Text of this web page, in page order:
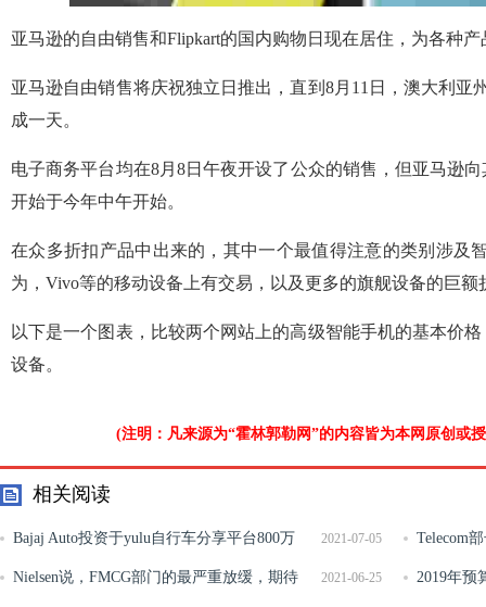
亚马逊的自由销售和Flipkart的国内购物日现在居住，为各种
亚马逊自由销售将庆祝独立日推出，直到8月11日，澳大利亚
成一天。
电子商务平台均在8月8日午夜开设了公众的销售，但亚马逊
开始于今年中午开始。
在众多折扣产品中出来的，其中一个最值得注意的类别涉及
为，Vivo等的移动设备上有交易，以及更多的旗舰设备的巨额
以下是一个图表，比较两个网站上的高级智能手机的基本价
设备。
(注明：凡来源为“霍林郭勒网”的内容皆为本网原创或
相关阅读
2021-07-05
Bajaj Auto投资于yulu自行车分享平台800万
美元
Telecom
监管机构很
2021-06-25
Nielsen说，FMCG部门的最严重放缓，期待 2019年预